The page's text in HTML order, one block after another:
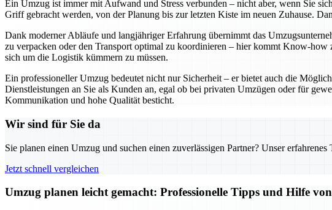
Ein Umzug ist immer mit Aufwand und Stress verbunden – nicht aber, wenn Sie
Griff gebracht werden, von der Planung bis zur letzten Kiste im neuen Zuhause.
Dank moderner Abläufe und langjähriger Erfahrung übernimmt das
zu verpacken oder den Transport optimal zu koordinieren – hier kommt Know-
sich um die Logistik kümmern zu müssen.
Ein professioneller Umzug bedeutet nicht nur Sicherheit – er bietet auch die
Dienstleistungen an Sie als Kunden an, egal ob bei privaten Umzügen oder für
Kommunikation und hohe Qualität besticht.
Wir sind für Sie da
Sie planen einen Umzug und suchen einen zuverlässigen Partner? Unser
Jetzt schnell vergleichen
Umzug planen leicht gemacht: Professionelle Tipps und Hilfe